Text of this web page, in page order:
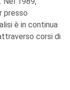
presso
è in continua
corsi di